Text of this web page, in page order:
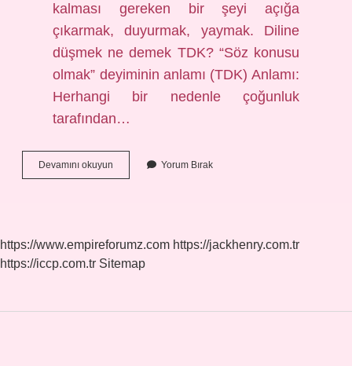
kalması gereken bir şeyi açığa
çıkarmak, duyurmak, yaymak. Diline
düşmek ne demek TDK? “Söz konusu
olmak” deyiminin anlamı (TDK) Anlamı:
Herhangi bir nedenle çoğunluk
tarafından…
Devamını okuyun
Düşmek
Yorum Bırak
https://www.empireforumz.com https://jackhenry.com.tr
https://iccp.com.tr Sitemap